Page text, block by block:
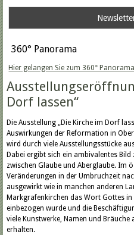
360° Panorama
Hier gelangen Sie zum 360° Panorama
Dorf lassen“
Die Ausstellung „Die Kirche im Dorf
Auswirkungen der Reformation in
wird durch viele Ausstellungsstücke
Dabei ergibt sich ein ambivalentes
zwischen Glaube und Aberglaube. Im
Veränderungen in der Umbruchzeit
ausgewirkt wie in manchen anderen
Markgrafenkirchen das Wort Gottes
einbezogen wurde und die
viele Kunstwerke, Namen und
erhalten.